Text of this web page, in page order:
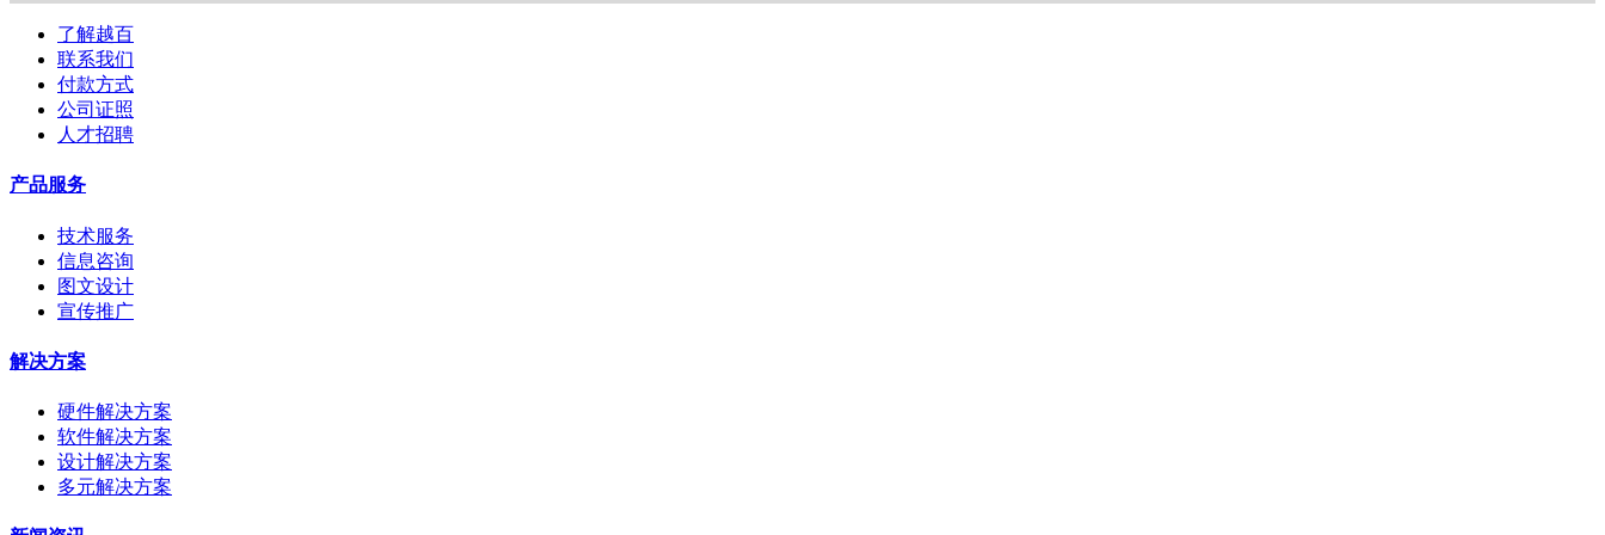
了解越百
联系我们
付款方式
公司证照
人才招聘
产品服务
技术服务
信息咨询
图文设计
宣传推广
解决方案
硬件解决方案
软件解决方案
设计解决方案
多元解决方案